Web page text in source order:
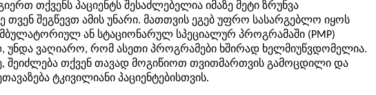
თქვენს პაციენტს შესაძლებელია იმაზე მეტი ზრუნვა
თვენ შეგწევთ ამის უნარი. მათთვის ეგებ უფრო სასარგებლო იყოს
ან სტაციონარულ სპეციალურ პროგრამაში (PMP)
უნდა ვაღიარო, რომ ასეთი პროგრამები ხშირად ხელმიუწვდომელია.
შეიძლება თქვენ თავად მოგიწიოთ თვითმართვის გამოცდილი და
ტკივილიანი პაციენტებისთვის.